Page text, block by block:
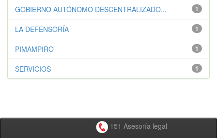
1
GOBIERNO AUTÓNOMO DESCENTRALIZADO...
1
LA DEFENSORÍA
1
PIMAMPIRO
1
SERVICIOS
151 Asesoría legal